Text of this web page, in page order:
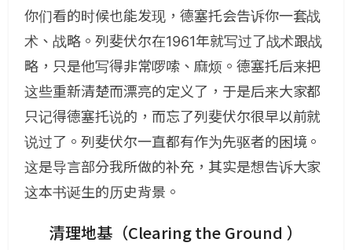
你们看的时候也能发现，德塞托会告诉你一套战
术、战略。列斐伏尔在1961年就写过了战术跟战
略，只是他写得非常啰嗦、麻烦。德塞托后来把
这些重新清楚而漂亮的定义了，于是后来大家都
只记得德塞托说的，而忘了列斐伏尔很早以前就
说过了。列斐伏尔一直都有作为先驱者的困境。
这是导言部分我所做的补充，其实是想告诉大家
这本书诞生的历史背景。
清理地基（Clearing the Ground ）